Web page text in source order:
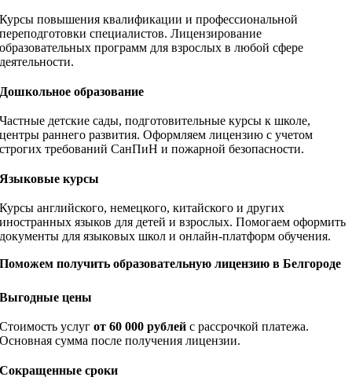
Курсы повышения квалификации и профессиональной
переподготовки специалистов. Лицензирование
образовательных программ для взрослых в любой сфере
деятельности.
Дошкольное образование
Частные детские сады, подготовительные курсы к школе,
центры раннего развития. Оформляем лицензию с учетом
строгих требований СанПиН и пожарной безопасности.
Языковые курсы
Курсы английского, немецкого, китайского и других
иностранных языков для детей и взрослых. Помогаем оформить
документы для языковых школ и онлайн-платформ обучения.
Поможем получить образовательную лицензию в Белгороде
Выгодные цены
Стоимость услугот 60 000 рублей с рассрочкой платежа.
Основная сумма после получения лицензии.
Сокращенные сроки